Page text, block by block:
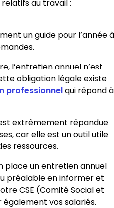
au travail :
un guide pour l’année à
l’entretien annuel n’est
obligation légale existe
professionnelqui répond à
extrêmement répandue
car elle est un outil utile
ressources.
place un entretien annuel
préalable en informer et
CSE (Comité Social et
vos salariés.